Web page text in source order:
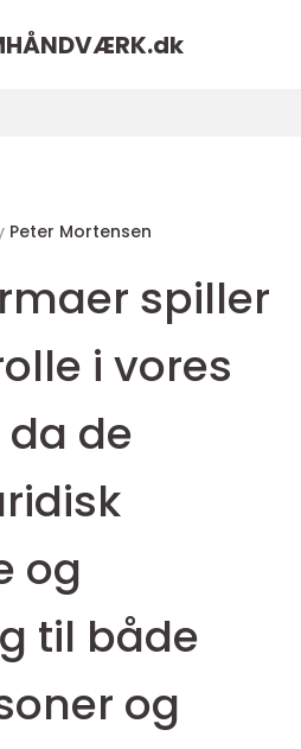
dk
Peter Mortensen
spiller
i vores
de
og
til både
og